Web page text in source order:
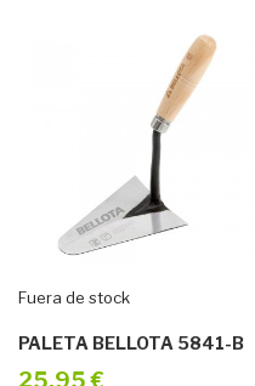
Fuera de stock
PALETA BELLOTA 5841-B
25,95 €